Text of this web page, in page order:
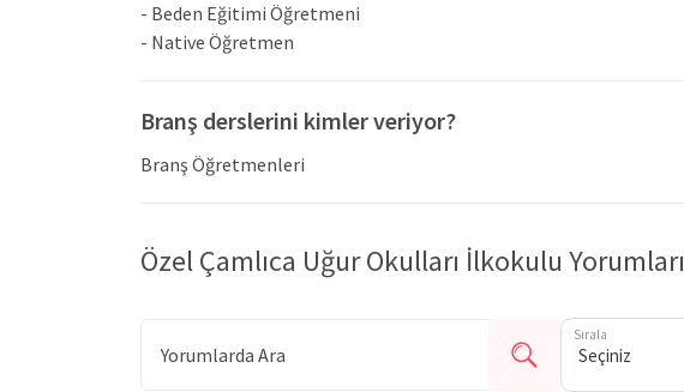
- Beden Eğitimi Öğretmeni
- Native Öğretmen
Branş derslerini kimler veriyor?
Branş Öğretmenleri
Özel Çamlıca Uğur Okulları İlkokulu Yorumları
Sırala